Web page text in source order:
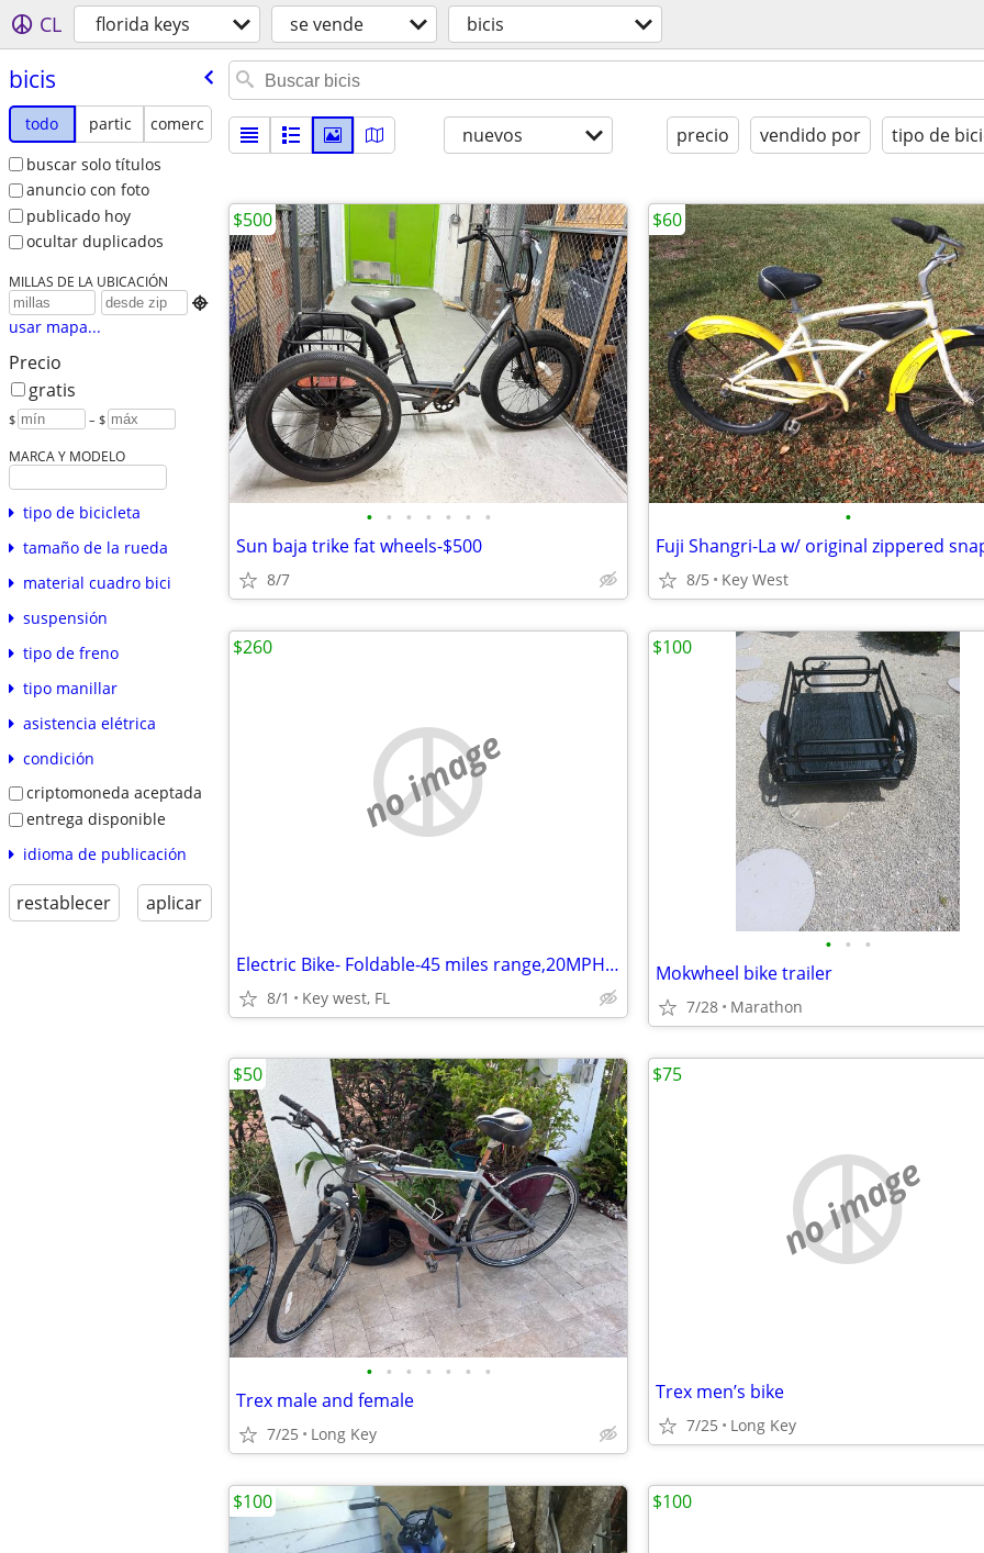
CL florida keys se vende bicis
bicis
todo partic
comerc
buscar solo títulos
anuncio con foto
publicado hoy
ocultar duplicados
MILLAS DE LA UBICACIÓN

usar mapa...
Precio
gratis
$ – $
MARCA Y MODELO
tipo de bicicleta
tamaño de la rueda
material cuadro bici
suspensión
tipo de freno
tipo manillar
asistencia elétrica
condición
criptomoneda aceptada
entrega disponible
idioma de publicación
restablecer aplicar
nuevos precio vendido por tipo de
• • • • • • •
Sun baja trike fat wheels-$500
8/7
$500
•
8/5 Key West
$60
no image
Electric Bike- Foldable-45 miles range,20MPH, BRAND NEW,
8/1 Key west, FL
$260
• • •
Mokwheel bike trailer
7/28 Marathon
$100
• • • • • • •
Trex male and female
7/25 Long Key
$50
no image
Trex men’s bike
7/25 Long Key
$75
$100 $100